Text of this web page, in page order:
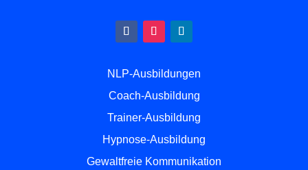
NLP-Ausbildungen
Coach-Ausbildung
Trainer-Ausbildung
Hypnose-Ausbildung
Gewaltfreie Kommunikation